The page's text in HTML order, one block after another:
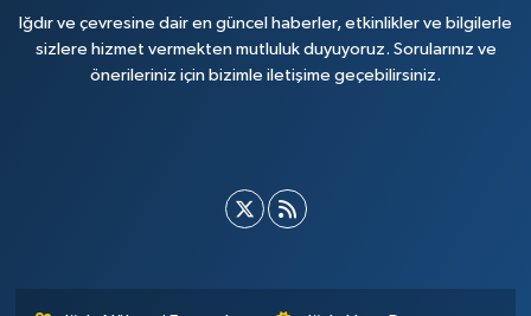
Iğdır ve çevresine dair en güncel haberler, etkinlikler ve bilgilerle
sizlere hizmet vermekten mutluluk duyuyoruz. Sorularınız ve
önerileriniz için bizimle iletişime geçebilirsiniz.